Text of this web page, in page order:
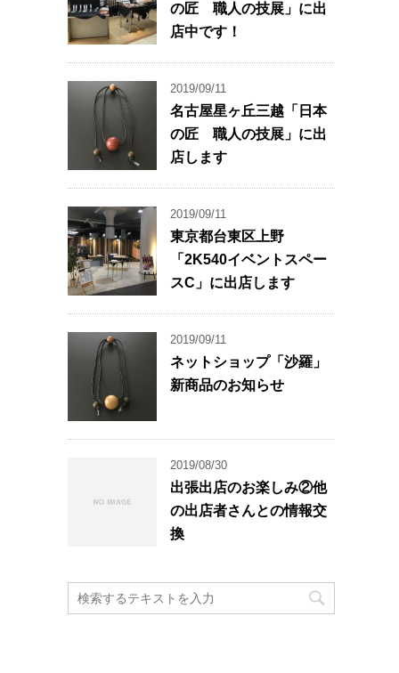
の匠 職人の技展」に出
店中です！
2019/09/11
名古屋星ヶ丘三越「日本
の匠 職人の技展」に出
店します
2019/09/11
東京都台東区上野
「2K540イベントスペー
スC」に出店します
2019/09/11
ネットショップ「沙羅」
新商品のお知らせ
2019/08/30
出張出店のお楽しみ②他
の出店者さんとの情報交
換